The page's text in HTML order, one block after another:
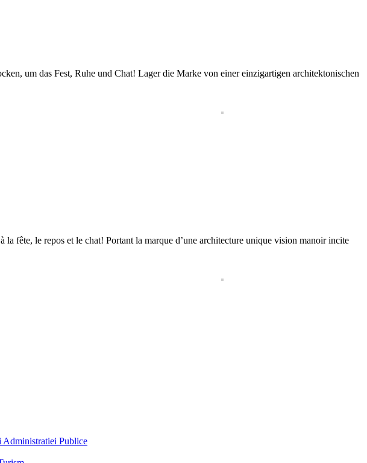
um das Fest, Ruhe und Chat! Lager die Marke von einer einzigartigen architektonischen
fête, le repos et le chat! Portant la marque d’une architecture unique vision manoir incite
Administratiei Publice